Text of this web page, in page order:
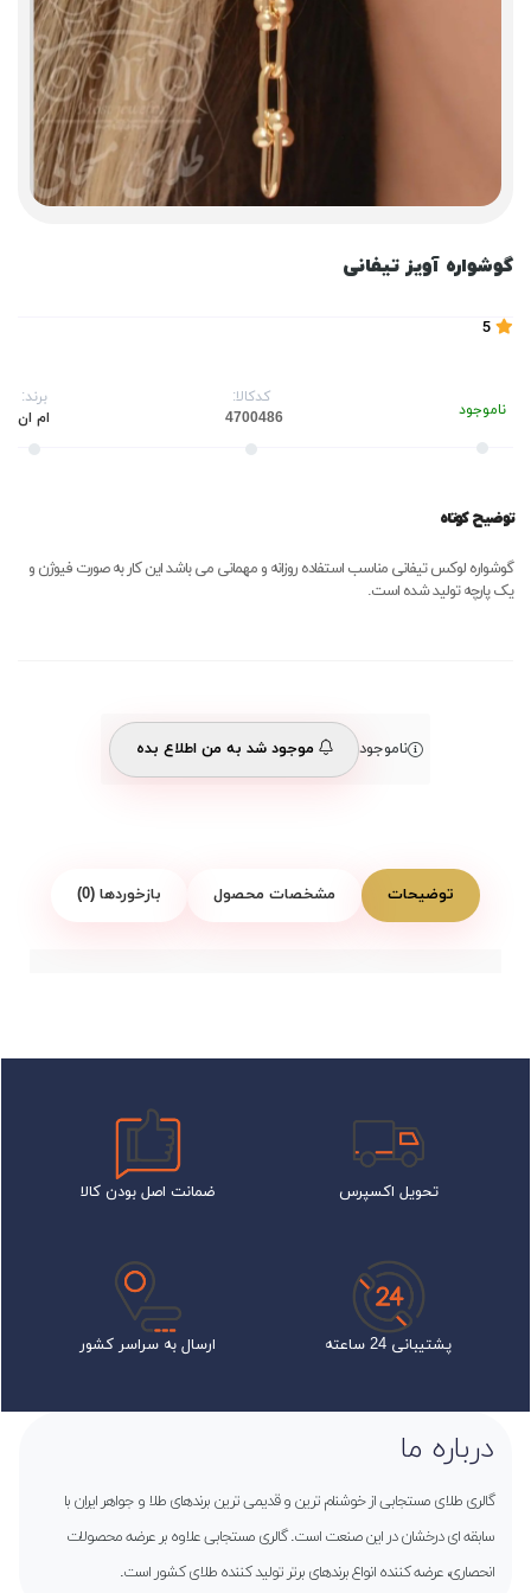
گوشواره آویز تیفانی
ناموجود
کدکالا:
برند:
ام ان
توضیح کوتاه
گوشواره لوکس تیفانی مناسب استفاده روزانه و مهمانی می باشد این کار به صورت فیوژن و
یک پارچه تولید شده است.
ناموجود موجود شد به من اطلاع بده
توضیحات مشخصات محصول بازخوردها (0)
تحویل اکسپرس ضمانت اصل بودن کالا
پشتیبانی 24 ساعته ارسال به سراسر کشور
درباره ما
گالری طلای مستجابی از خوشنام ترین و قدیمی ترین برندهای طلا و جواهر ایران با
سابقه ای درخشان در این صنعت است. گالری مستجابی علاوه بر عرضه محصولات
انحصاری، عرضه کننده انواع برندهای برتر تولید کننده طلای کشور است.